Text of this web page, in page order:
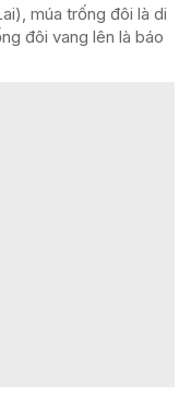
múa trống đôi là di
đôi vang lên là báo